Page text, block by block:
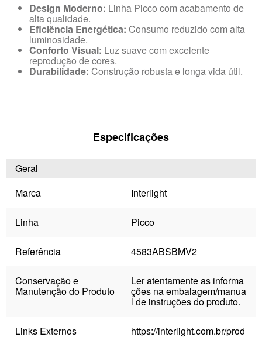
Design Moderno: Linha Picco com acabamento de
alta qualidade.
Eficiência Energética: Consumo reduzido com alta
luminosidade.
Conforto Visual: Luz suave com excelente
reprodução de cores.
Durabilidade: Construção robusta e longa vida útil.
Especificações
Geral
Marca
Interlight
Linha Picco
Referência 4583ABSBMV2
Conservação e
Manutenção do Produto
Ler atentamente as informa
ções na embalagem/manua
l de instruções do produto.
Links Externos https://interlight.com.br/prod